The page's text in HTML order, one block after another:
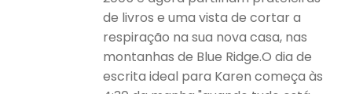
de livros e uma vista de cortar a
respiração na sua nova casa, nas
montanhas de Blue Ridge.O dia de
escrita ideal para Karen começa às